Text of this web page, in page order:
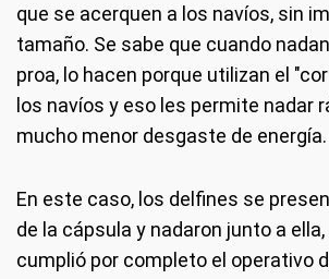
que se acerquen a los navíos, sin
tamaño. Se sabe que cuando
proa, lo hacen porque utilizan el
los navíos y eso les permite nadar
mucho menor desgaste de energía.
En este caso, los delfines se
de la cápsula y nadaron junto a
cumplió por completo el operativo